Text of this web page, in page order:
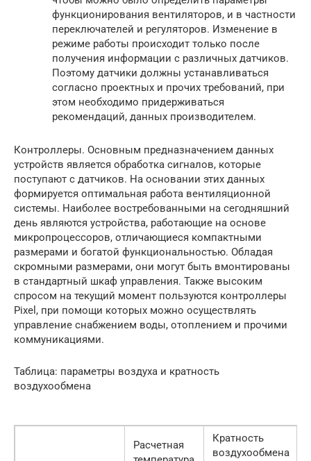
функционирования вентиляторов, и в частности
переключателей и регуляторов. Изменение в
режиме работы происходит только после
получения информации с различных датчиков.
Поэтому датчики должны устанавливаться
согласно проектных и прочих требований, при
этом необходимо придерживаться
рекомендаций, данных производителем.
Контроллеры. Основным предназначением данных
устройств является обработка сигналов, которые
поступают с датчиков. На основании этих данных
формируется оптимальная работа вентиляционной
системы. Наиболее востребованными на сегодняшний
день являются устройства, работающие на основе
микропроцессоров, отличающиеся компактными
размерами и богатой функциональностью. Обладая
скромными размерами, они могут быть вмонтированы
в стандартный шкаф управления. Также высоким
спросом на текущий момент пользуются контроллеры
Pixel, при помощи которых можно осуществлять
управление снабжением воды, отоплением и прочими
коммуникациями.
Таблица: параметры воздуха и кратность
воздухообмена
Расчетная
Кратность
воздухообмена